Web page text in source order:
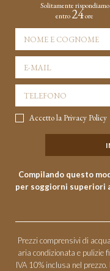
Solitamente rispondiamo
entro24ore
Accetto laPrivacy Policy
Compilando questo
per soggiorni superiori
Prezzi comprensivi di
aria condizionata e pulizie
IVA 10% inclusa nel